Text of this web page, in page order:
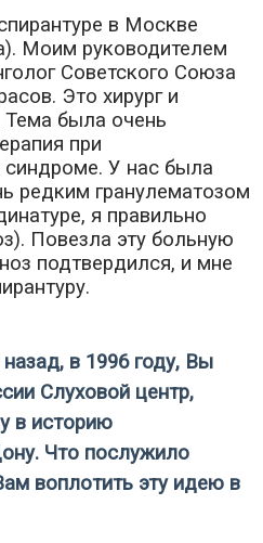
в Москве
Моим руководителем
Советского Союза
Это хирург и
Тема была очень
при
синдроме. У нас была
редким гранулематозом
я правильно
Повезла эту больную
подтвердился, и мне
в 1996 году, Вы
Слуховой центр,
в историю
Что послужило
воплотить эту идею в